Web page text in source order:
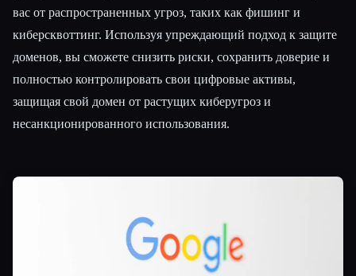
вас от распространенных угроз, таких как фишинг и
киберсквоттинг. Используя упреждающий подход к защите
доменов, вы сможете снизить риски, сохранить доверие и
полностью контролировать свои цифровые активы,
защищая свой домен от растущих киберугроз и
несанкционированного использования.